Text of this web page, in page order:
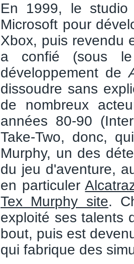
En 1999, le studio
Microsoft pour
Xbox, puis revendu
a confié (sous
développement de
dissoudre sans
de nombreux
années 80-90
Take-Two, donc,
Murphy, un des
du jeu d'aventure,
en particuler
Tex Murphy site.
exploité ses talents
bout, puis est
qui fabrique des